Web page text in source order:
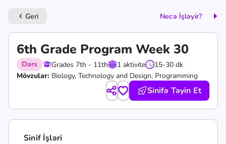
keyboard_arrow_left Geri Necə İşləyir?
6th Grade Program Week 30
Dərs Grades 7th - 11th 1 aktivite
15-30 dk
Mövzular: Biology, Technology and Design, Programming
Sinifə Təyin Et
Sinif İşləri